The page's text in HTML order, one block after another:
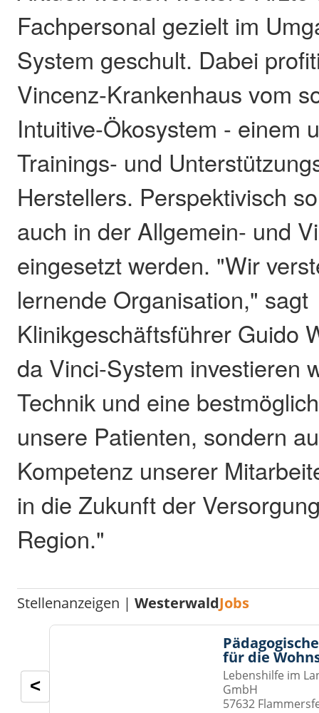
Fachpersonal gezielt im
System geschult. Dabei
Vincenz-Krankenhaus vom
Intuitive-Ökosystem - einem
Trainings- und
Herstellers. Perspektivisch
auch in der Allgemein- und
eingesetzt werden. "Wir
lernende Organisation," sagt
Klinikgeschäftsführer Guido
da Vinci-System investieren
Technik und eine
unsere Patienten, sondern
Kompetenz unserer
in die Zukunft der
Region."
Stellenanzeigen |WesterwaldJobs
für die
Lebenshilfe im
GmbH
57632
<